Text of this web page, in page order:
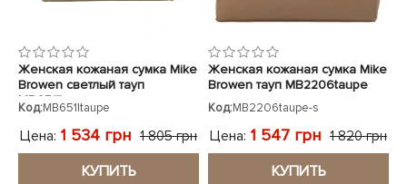
Женская кожаная сумка Mike
Browen светлый тауп
MB651ltaupe
Код:MB651ltaupe
Цена: 1 534 грн 1 805 грн
КУПИТЬ
Женская кожаная сумка Mike
Browen тауп MB2206taupe
Код:MB2206taupe-s
Цена: 1 547 грн 1 820 грн
КУПИТЬ